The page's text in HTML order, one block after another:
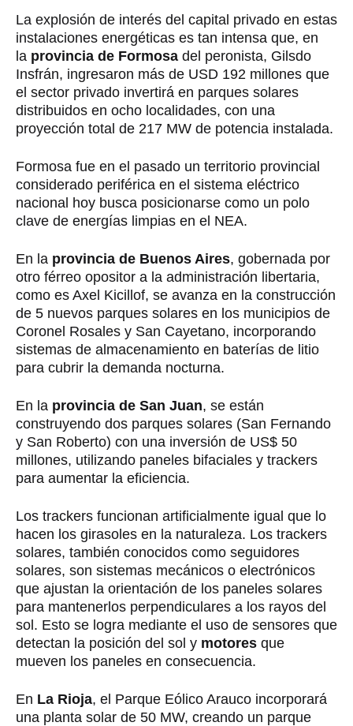
La explosión de interés del capital privado en estas
instalaciones energéticas es tan intensa que, en
la provincia de Formosa del peronista, Gilsdo
Insfrán, ingresaron más de USD 192 millones que
el sector privado invertirá en parques solares
distribuidos en ocho localidades, con una
proyección total de 217 MW de potencia instalada.
Formosa fue en el pasado un territorio provincial
considerado periférica en el sistema eléctrico
nacional hoy busca posicionarse como un polo
clave de energías limpias en el NEA.
En la provincia de Buenos Aires, gobernada por
otro férreo opositor a la administración libertaria,
como es Axel Kicillof, se avanza en la construcción
de 5 nuevos parques solares en los municipios de
Coronel Rosales y San Cayetano, incorporando
sistemas de almacenamiento en baterías de litio
para cubrir la demanda nocturna.
En la provincia de San Juan, se están
construyendo dos parques solares (San Fernando
y San Roberto) con una inversión de US$ 50
millones, utilizando paneles bifaciales y trackers
para aumentar la eficiencia.
Los trackers funcionan artificialmente igual que lo
hacen los girasoles en la naturaleza. Los trackers
solares, también conocidos como seguidores
solares, son sistemas mecánicos o electrónicos
que ajustan la orientación de los paneles solares
para mantenerlos perpendiculares a los rayos del
sol. Esto se logra mediante el uso de sensores que
detectan la posición del sol y motores que
mueven los paneles en consecuencia.
En La Rioja, el Parque Eólico Arauco incorporará
una planta solar de 50 MW, creando un parque